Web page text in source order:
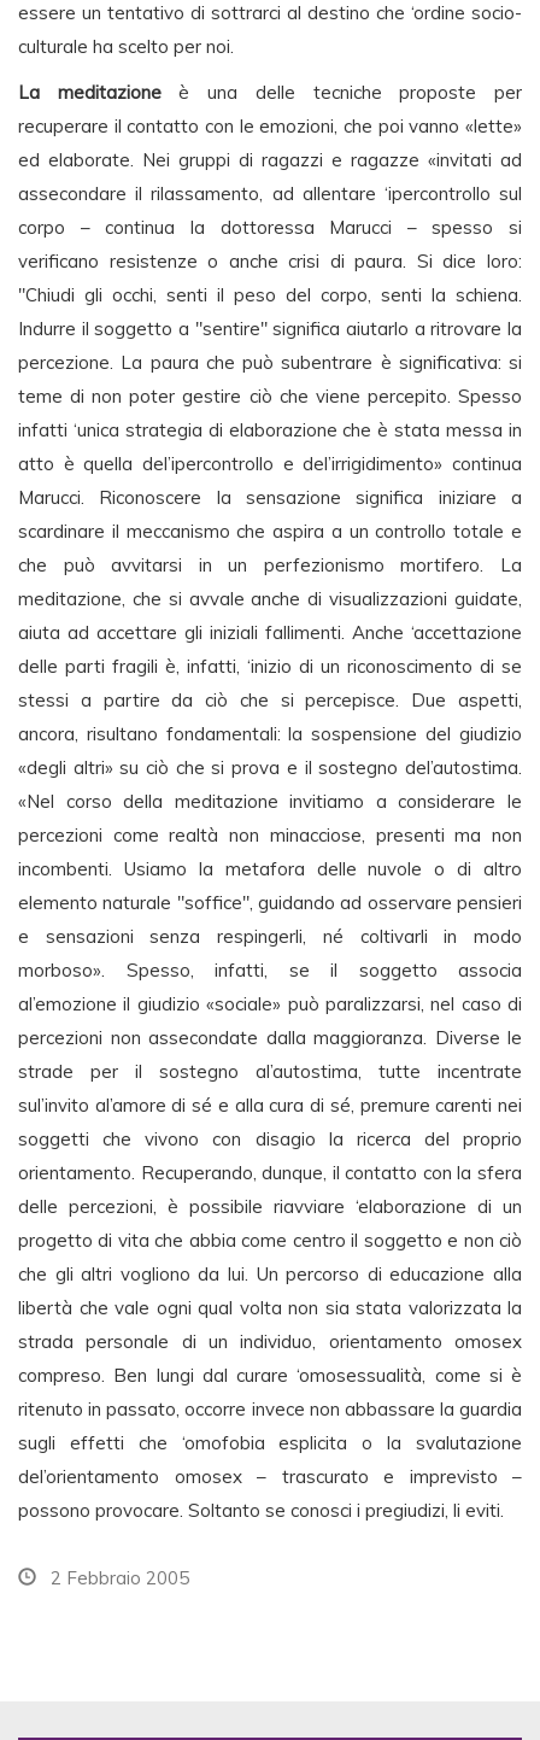
essere un tentativo di sottrarci al destino che ‘ordine socio-
culturale ha scelto per noi.
La meditazioneè una delle tecniche proposte per
recuperare il contatto con le emozioni, che poi vanno «lette»
ed elaborate. Nei gruppi di ragazzi e ragazze «invitati ad
assecondare il rilassamento, ad allentare ‘ipercontrollo sul
corpo – continua la dottoressa Marucci – spesso si
verificano resistenze o anche crisi di paura. Si dice loro:
"Chiudi gli occhi, senti il peso del corpo, senti la schiena.
Indurre il soggetto a "sentire" significa aiutarlo a ritrovare la
percezione. La paura che può subentrare è significativa: si
teme di non poter gestire ciò che viene percepito. Spesso
infatti ‘unica strategia di elaborazione che è stata messa in
atto è quella del’ipercontrollo e del’irrigidimento» continua
Marucci. Riconoscere la sensazione significa iniziare a
scardinare il meccanismo che aspira a un controllo totale e
che può avvitarsi in un perfezionismo mortifero. La
meditazione, che si avvale anche di visualizzazioni guidate,
aiuta ad accettare gli iniziali fallimenti. Anche ‘accettazione
delle parti fragili è, infatti, ‘inizio di un riconoscimento di se
stessi a partire da ciò che si percepisce. Due aspetti,
ancora, risultano fondamentali: la sospensione del giudizio
«degli altri» su ciò che si prova e il sostegno del’autostima.
«Nel corso della meditazione invitiamo a considerare le
percezioni come realtà non minacciose, presenti ma non
incombenti. Usiamo la metafora delle nuvole o di altro
elemento naturale "soffice", guidando ad osservare pensieri
e sensazioni senza respingerli, né coltivarli in modo
morboso». Spesso, infatti, se il soggetto associa
al’emozione il giudizio «sociale» può paralizzarsi, nel caso di
percezioni non assecondate dalla maggioranza. Diverse le
strade per il sostegno al’autostima, tutte incentrate
sul’invito al’amore di sé e alla cura di sé, premure carenti nei
soggetti che vivono con disagio la ricerca del proprio
orientamento. Recuperando, dunque, il contatto con la sfera
delle percezioni, è possibile riavviare ‘elaborazione di un
progetto di vita che abbia come centro il soggetto e non ciò
che gli altri vogliono da lui. Un percorso di educazione alla
libertà che vale ogni qual volta non sia stata valorizzata la
strada personale di un individuo, orientamento omosex
compreso. Ben lungi dal curare ‘omosessualità, come si è
ritenuto in passato, occorre invece non abbassare la guardia
sugli effetti che ‘omofobia esplicita o la svalutazione
del’orientamento omosex – trascurato e imprevisto –
possono provocare. Soltanto se conosci i pregiudizi, li eviti.
2 Febbraio 2005